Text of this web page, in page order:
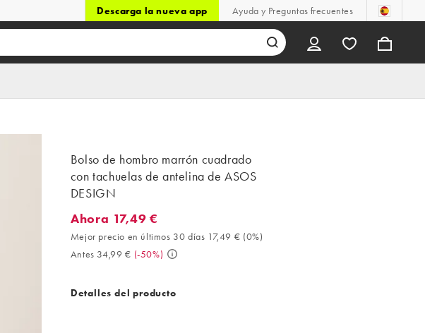
Descarga la nueva app Ayuda y Preguntas frecuentes
Bolso de hombro marrón cuadrado
con tachuelas de antelina de ASOS
DESIGN
Ahora 17,49 €. Mejor precio en últimos 30 días 17,49 € (0%). Antes
Ahora 17,49 €
Mejor precio en últimos 30 días 17,49 € (0%)
Antes 34,99 € (-50%)
Detalles del producto